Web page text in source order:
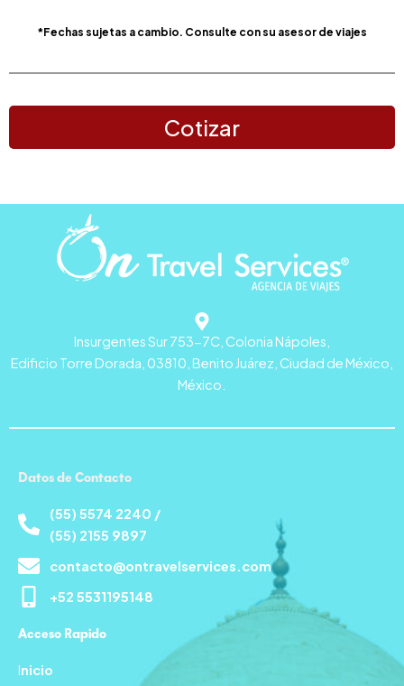
*Fechas sujetas a cambio. Consulte con su asesor de viajes
Cotizar
Insurgentes Sur 753-7C, Colonia Nápoles,
Edificio Torre Dorada, 03810, Benito Juárez, Ciudad de México,
México.
Datos de Contacto
(55) 5574 2240 /
(55) 2155 9897
contacto@ontravelservices.com
+52 5531195148
Acceso Rapido
Inicio